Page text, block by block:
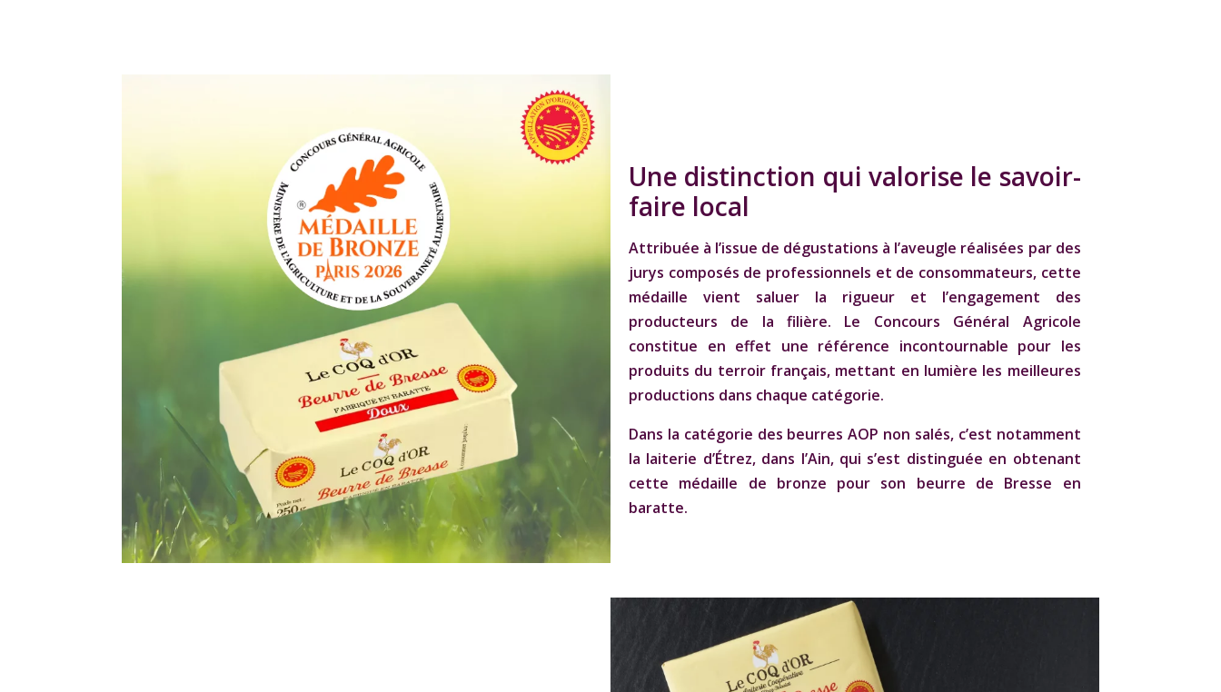
Une distinction qui valorise le savoir-
faire local
Attribuée à l’issue de dégustations à l’aveugle réalisées par des
jurys composés de professionnels et de consommateurs, cette
médaille vient saluer la rigueur et l’engagement des
producteurs de la filière. Le Concours Général Agricole
constitue en effet une référence incontournable pour les
produits du terroir français, mettant en lumière les meilleures
productions dans chaque catégorie.
Dans la catégorie des beurres AOP non salés, c’est notamment
la laiterie d’Étrez, dans l’Ain, qui s’est distinguée en obtenant
cette médaille de bronze pour son beurre de Bresse en
baratte.